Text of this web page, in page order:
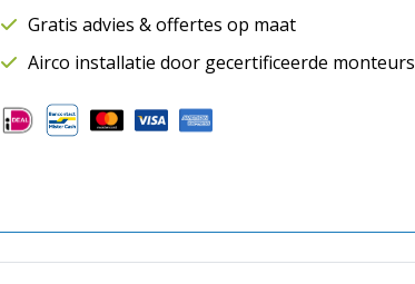
Ø150
mm
Aftakking
spiraalbuis
Gratis advies & offertes op maat
Airco installatie door gecertificeerde monteurs